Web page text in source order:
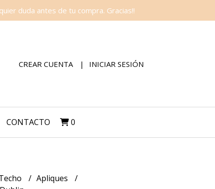
duda antes de tu compra. Gracias!!
CREAR CUENTA INICIAR SESIÓN
CONTACTO 0
Apliques